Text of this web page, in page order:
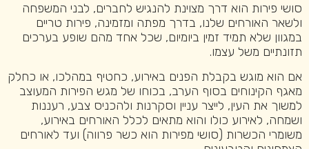
סושי פירות הוא דרך מצוינת להנגיש לחברים, לבני המשפחה
ולשאר האורחים שלנו, בדרך מפתה ומזמינה, פירות טריים
במגוון שלא תמיד זמין ביומיום, שכל אחד מהם שופע בערכים
תזונתיים משל עצמו.
אם הוא מוגש בקבלת הפנים באירוע, כחטיף במהלכו, או כחלק
מאגף הקינוחים בסוף הערב, בכוחו של מגש הפירות המעוצב
למשוך את העין, לייצר עניין וסקרנות ולהכניס צבע, רעננות
ושמחה, לאירוע כולו והוא מתאים לכלל האורחים באירוע,
משומרי הכשרות (סושי מפירות הוא כשר פרווה) ועד לאורחים